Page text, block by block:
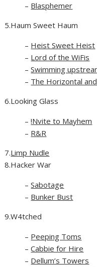
– Blasphemer
5.Haum Sweet Haum
– Heist Sweet Heist
– Lord of the WiFis
–Swimming
– The Horizontal
6.Looking Glass
–!Nvite to Mayhem
– R&R
7.Limp Nudle
8.Hacker War
–Sabotage
– Bunker Bust
9.W4tched
– Peeping Toms
–Cabbie for Hire
– Dellum’s Towers